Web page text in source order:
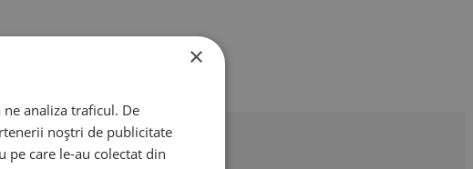
×
analiza traficul. De
noștri de publicitate
pe care le-au colectat din